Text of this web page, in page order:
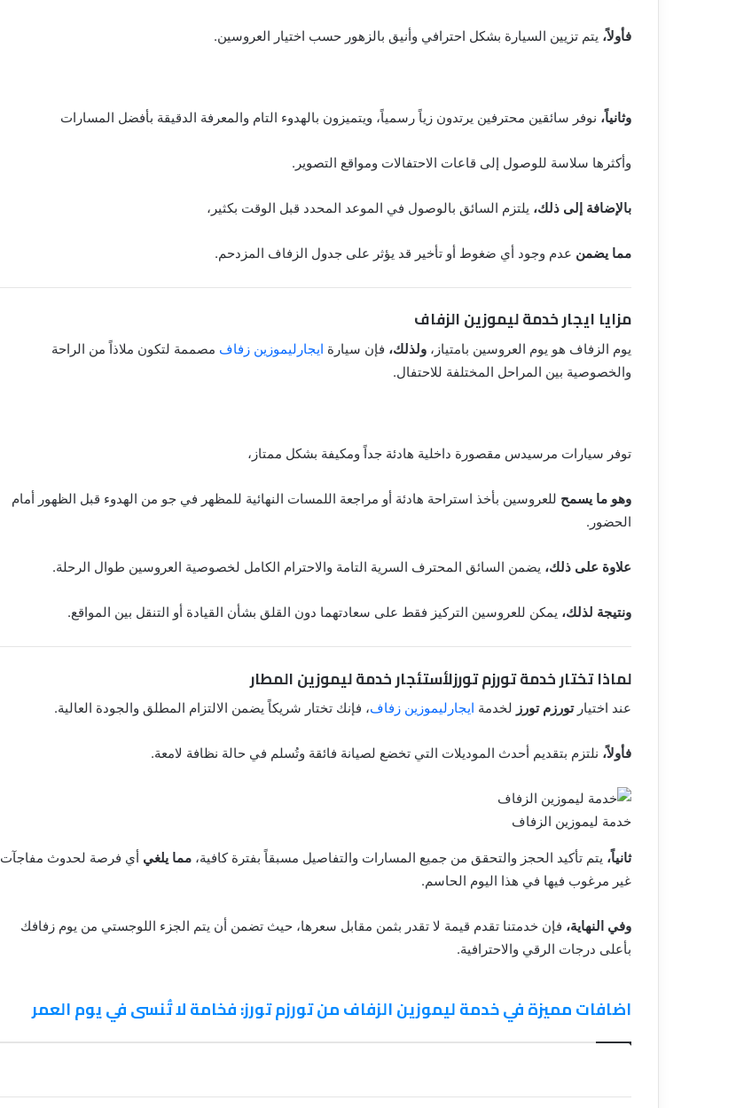
فأولاً، يتم تزيين السيارة بشكل احترافي وأنيق بالزهور حسب اختيار العروسين.
وثانياً، نوفر سائقين محترفين يرتدون زياً رسمياً، ويتميزون بالهدوء التام والمعرفة الدقيقة بأفضل المسارات
وأكثرها سلاسة للوصول إلى قاعات الاحتفالات ومواقع التصوير.
بالإضافة إلى ذلك، يلتزم السائق بالوصول في الموعد المحدد قبل الوقت بكثير،
مما يضمن عدم وجود أي ضغوط أو تأخير قد يؤثر على جدول الزفاف المزدحم.
مزايا ايجار خدمة ليموزين الزفاف
يوم الزفاف هو يوم العروسين بامتياز، ولذلك، فإن سيارة ايجارليموزين زفاف مصممة لتكون ملاذاً من الراحة
والخصوصية بين المراحل المختلفة للاحتفال.
توفر سيارات مرسيدس مقصورة داخلية هادئة جداً ومكيفة بشكل ممتاز،
وهو ما يسمح للعروسين بأخذ استراحة هادئة أو مراجعة اللمسات النهائية للمظهر في جو من الهدوء قبل الظهور أمام
الحضور.
علاوة على ذلك، يضمن السائق المحترف السرية التامة والاحترام الكامل لخصوصية العروسين طوال الرحلة.
ونتيجة لذلك، يمكن للعروسين التركيز فقط على سعادتهما دون القلق بشأن القيادة أو التنقل بين المواقع.
لماذا تختار خدمة تورزم تورزلأستئجار خدمة ليموزين المطار
عند اختيارتورزم تورز لخدمة ايجارليموزين زفاف، فإنك تختار شريكاً يضمن الالتزام المطلق والجودة العالية.
فأولاً، نلتزم بتقديم أحدث الموديلات التي تخضع لصيانة فائقة وتُسلم في حالة نظافة لامعة.
خدمة ليموزين الزفاف
ثانياً، يتم تأكيد الحجز والتحقق من جميع المسارات والتفاصيل مسبقاً بفترة كافية، مما يلغي أي فرصة لحدوث مفاجآت
غير مرغوب فيها في هذا اليوم الحاسم.
وفي النهاية، فإن خدمتنا تقدم قيمة لا تقدر بثمن مقابل سعرها، حيث تضمن أن يتم الجزء اللوجستي من يوم زفافك
بأعلى درجات الرقي والاحترافية.
اضافات مميزة في خدمة ليموزين الزفاف من تورزم تورز: فخامة لا تُنسى في يوم العمر